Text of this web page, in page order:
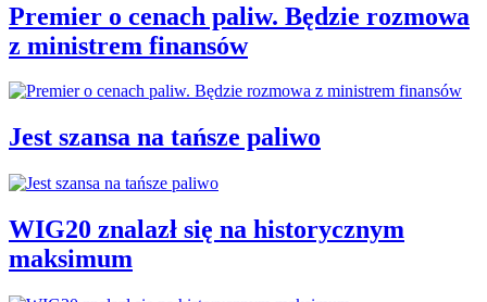
Premier o cenach paliw. Będzie rozmowa
z ministrem finansów
Jest szansa na tańsze paliwo
WIG20 znalazł się na historycznym
maksimum